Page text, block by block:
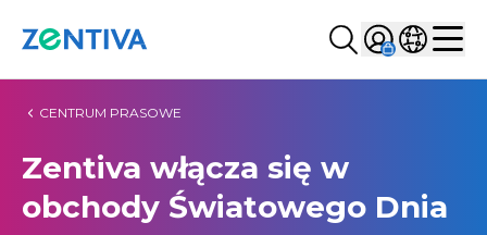
Szukaj...
Sign inWybierz
CENTRUM PRASOWE
Zentiva włącza się w
obchody Światowego Dnia